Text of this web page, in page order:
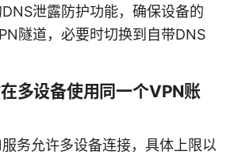
泄露防护功能，确保设备的
隧道，必要时切换到自带DNS
多设备使用同一个VPN账
务允许多设备连接，具体上限以